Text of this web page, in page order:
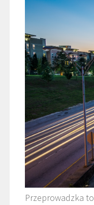
Przeprowadzka